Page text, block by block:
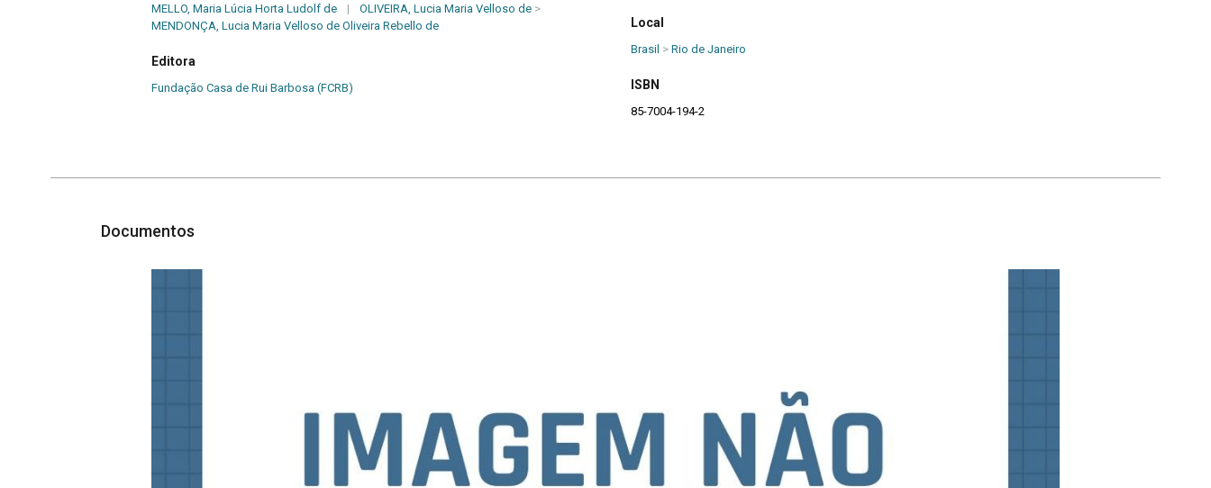
MELLO, Maria Lúcia Horta Ludolf de | OLIVEIRA, Lucia Maria Velloso de >
MENDONÇA, Lucia Maria Velloso de Oliveira Rebello de
Editora
Fundação Casa de Rui Barbosa (FCRB)
Local
Brasil > Rio de Janeiro
ISBN
85-7004-194-2
Documentos